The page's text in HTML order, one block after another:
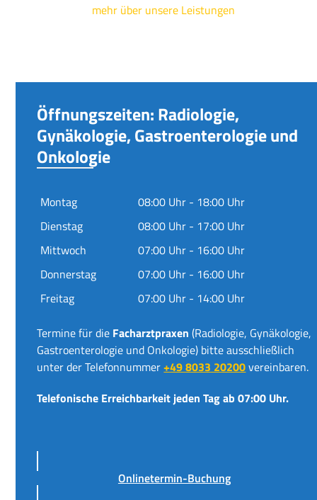
mehr über unsere Leistungen
Öffnungszeiten: Radiologie,
Gynäkologie, Gastroenterologie und
Onkologie
Montag
08:00 Uhr - 18:00 Uhr
Dienstag
08:00 Uhr - 17:00 Uhr
Mittwoch
07:00 Uhr - 16:00 Uhr
Donnerstag
07:00 Uhr - 16:00 Uhr
Freitag
07:00 Uhr - 14:00 Uhr
Termine für die Facharztpraxen (Radiologie, Gynäkologie,
Gastroenterologie und Onkologie) bitte ausschließlich
unter der Telefonnummer+49 8033 20200vereinbaren.
Telefonische Erreichbarkeit jeden Tag ab 07:00 Uhr.
Onlinetermin-Buchung